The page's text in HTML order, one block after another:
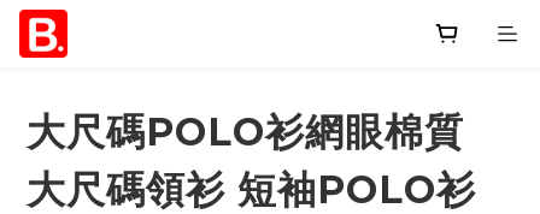
大尺碼POLO衫網眼棉質
大尺碼領衫 短袖POLO衫